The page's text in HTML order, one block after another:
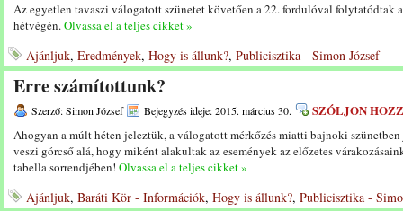
Az egyetlen tavaszi válogatott szünetet követően a 22. fordulóval folytatódtak
hétvégén.Olvassa el a teljes cikket »
Ajánljuk, Eredmények, Hogy is állunk?, Publicisztika - Simon József
Erre számítottunk?
Szerző: Simon József Bejegyzés ideje: 2015. március 30. SZÓLJON
Ahogyan a múlt héten jeleztük, a válogatott mérkőzés miatti bajnoki
veszi górcső alá, hogy miként alakultak az események az előzetes
tabella sorrendjében! Olvassa el a teljes cikket »
Ajánljuk, Baráti Kör - Információk, Hogy is állunk?, Publicisztika -